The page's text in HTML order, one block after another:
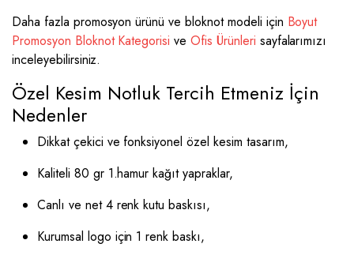
Daha fazla promosyon ürünü ve bloknot modeli için Boyut
Promosyon Bloknot Kategorisi veOfis Ürünleri sayfalarımızı
inceleyebilirsiniz.
Özel Kesim Notluk Tercih Etmeniz İçin
Nedenler
Dikkat çekici ve fonksiyonel özel kesim tasarım,
Kaliteli 80 gr 1.hamur kağıt yapraklar,
Canlı ve net 4 renk kutu baskısı,
Kurumsal logo için 1 renk baskı,